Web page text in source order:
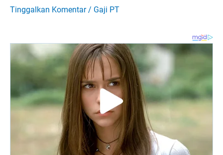
Tinggalkan Komentar / Gaji PT